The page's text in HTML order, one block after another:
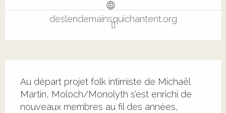
deslendemainsquichantent.org
Au départ projet folk intimiste de Michaël
Martin, Moloch/Monolyth s’est enrichi de
nouveaux membres au fil des années,